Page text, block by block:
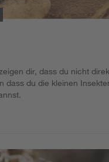
dir, dass du nicht
dass du die kleinen